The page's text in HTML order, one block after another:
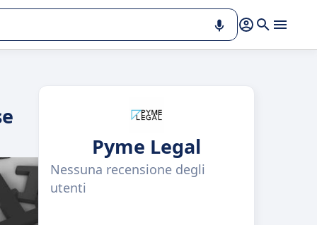
Pyme Legal
Nessuna recensione degli
utenti